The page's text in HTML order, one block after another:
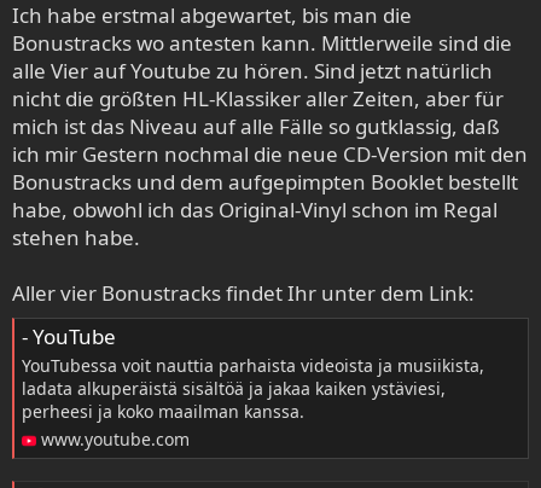
Ich habe erstmal abgewartet, bis man die
Bonustracks wo antesten kann. Mittlerweile sind die
alle Vier auf Youtube zu hören. Sind jetzt natürlich
nicht die größten HL-Klassiker aller Zeiten, aber für
mich ist das Niveau auf alle Fälle so gutklassig, daß
ich mir Gestern nochmal die neue CD-Version mit den
Bonustracks und dem aufgepimpten Booklet bestellt
habe, obwohl ich das Original-Vinyl schon im Regal
stehen habe.
Aller vier Bonustracks findet Ihr unter dem Link:
- YouTube
YouTubessa voit nauttia parhaista videoista ja musiikista,
ladata alkuperäistä sisältöä ja jakaa kaiken ystäviesi,
perheesi ja koko maailman kanssa.
www.youtube.com